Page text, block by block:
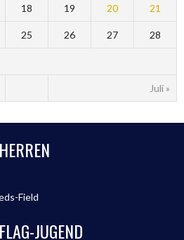
Juli »
18 19 20 21
25 26 27 28
Field
JUGEND